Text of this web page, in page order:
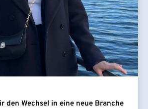
den Wechsel in eine neue Branche